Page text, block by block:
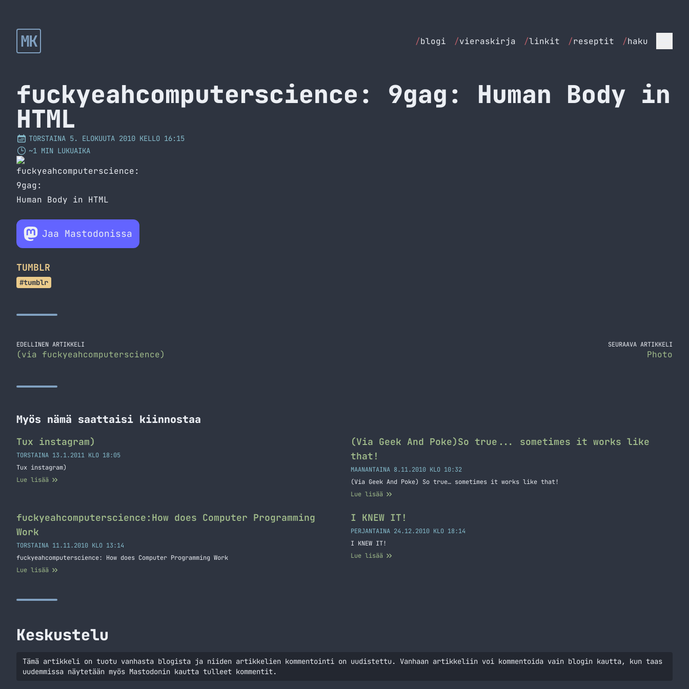
MK /blogi /vieraskirja /linkit /reseptit /haku
fuckyeahcomputerscience: 9gag: Human Body in
HTML
TORSTAINA 5. ELOKUUTA 2010 KELLO 16:15
~1 MIN LUKUAIKA
fuckyeahcomputerscience:
9gag :
Human Body in HTML
Jaa Mastodonissa
TUMBLR
#tumblr
EDELLINEN ARTIKKELI
(via fuckyeahcomputerscience)
SEURAAVA ARTIKKELI
Photo
Myös nämä saattaisi kiinnostaa
Tux instagram)
TORSTAINA 13.1.2011 KLO 18:05
Tux instagram)
Lue lisää
(Via Geek And Poke)So true... sometimes it works like
that!
MAANANTAINA 8.11.2010 KLO 10:32
(Via Geek And Poke) So true… sometimes it works like that!
Lue lisää
fuckyeahcomputerscience:How does Computer Programming
Work
TORSTAINA 11.11.2010 KLO 13:14
fuckyeahcomputerscience: How does Computer Programming Work
Lue lisää
I KNEW IT!
PERJANTAINA 24.12.2010 KLO 18:14
I KNEW IT!
Lue lisää
Keskustelu
Tämä artikkeli on tuotu vanhasta blogista ja niiden artikkelien kommentointi on uudistettu. Vanhaan artikkeliin voi kommentoida vain blogin kautta, kun taas
uudemmissa näytetään myös Mastodonin kautta tulleet kommentit.